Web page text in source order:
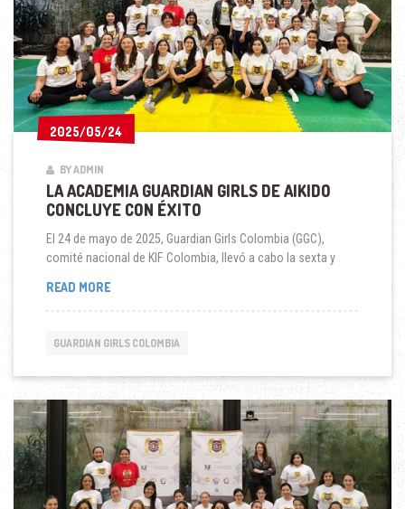
2025/05/24
2025/05/24
BY ADMIN
LA ACADEMIA GUARDIAN GIRLS DE AIKIDO
CONCLUYE CON ÉXITO
El 24 de mayo de 2025, Guardian Girls Colombia (GGC),
comité nacional de KIF Colombia, llevó a cabo la sexta y
READ MORELA
GIRLS
CON
ÉXITO
GUARDIAN GIRLS COLOMBIA